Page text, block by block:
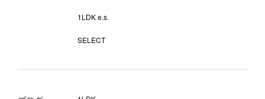
1LDK e.s.
SELECT